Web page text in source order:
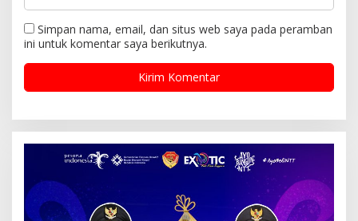
Simpan nama, email, dan situs web saya pada peramban
ini untuk komentar saya berikutnya.